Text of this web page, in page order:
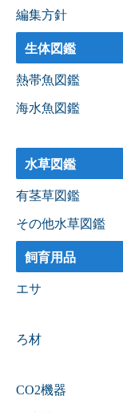
編集方針
生体図鑑
熱帯魚図鑑
海水魚図鑑
水草図鑑
有茎草図鑑
その他水草図鑑
飼育用品
エサ
ろ材
CO2機器